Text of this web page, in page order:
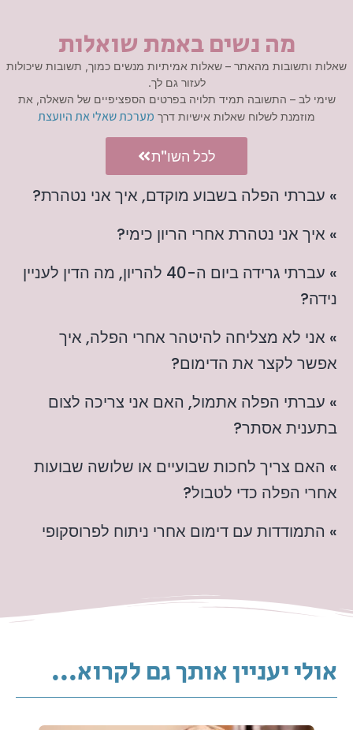
» עברתי הפלה בשבוע מוקדם, איך אני נטהרת?
» איך אני נטהרת אחרי הריון כימי?
» עברתי גרידה ביום ה-40 להריון, מה הדין לעניין
נידה?
» אני לא מצליחה להיטהר אחרי הפלה, איך
אפשר לקצר את הדימום?
» עברתי הפלה אתמול, האם אני צריכה לצום
בתענית אסתר?
» האם צריך לחכות שבועיים או שלושה שבועות
אחרי הפלה כדי לטבול?
» התמודדות עם דימום אחרי ניתוח לפרוסקופי
מה נשים באמת שואלות
שאלות ותשובות מהאתר – שאלות אמיתיות מנשים כמוך, תשובות שיכולות
לעזור גם לך.
שימי לב – התשובה תמיד תלויה בפרטים הספציפיים של השאלה, את
מוזמנת לשלוח שאלות אישיות דרך מערכת שאלי את היועצת
לכל השו"ת
אולי יעניין אותך גם לקרוא...